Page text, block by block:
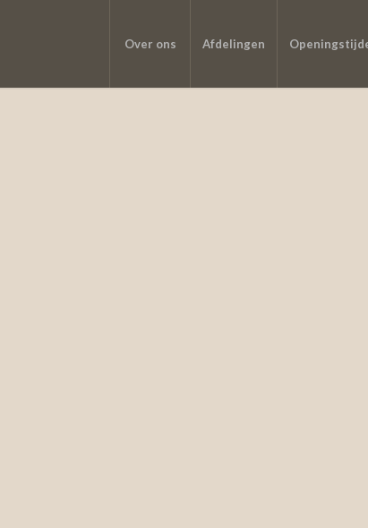
Over ons Afdelingen